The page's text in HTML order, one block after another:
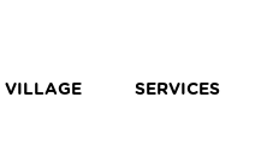
VILLAGE
SERVICES